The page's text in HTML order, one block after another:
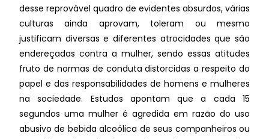
desse reprovável quadro de evidentes absurdos, várias
culturas ainda aprovam, toleram ou mesmo
justificam diversas e diferentes atrocidades que são
endereçadas contra a mulher, sendo essas atitudes
fruto de normas de conduta distorcidas a respeito do
papel e das responsabilidades de homens e mulheres
na sociedade. Estudos apontam que a cada 15
segundos uma mulher é agredida em razão do uso
abusivo de bebida alcoólica de seus companheiros ou